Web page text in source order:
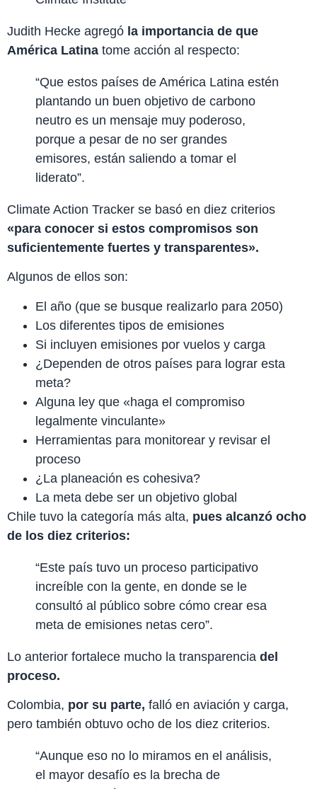
Judith Hecke agregó la importancia de que
América Latina tome acción al respecto:
“Que estos países de América Latina estén
plantando un buen objetivo de carbono
neutro es un mensaje muy poderoso,
porque a pesar de no ser grandes
emisores, están saliendo a tomar el
liderato”.
Climate Action Tracker se basó en diez criterios
«para conocer si estos compromisos son
suficientemente fuertes y transparentes».
Algunos de ellos son:
El año (que se busque realizarlo para 2050)
Los diferentes tipos de emisiones
Si incluyen emisiones por vuelos y carga
¿Dependen de otros países para lograr esta
meta?
Alguna ley que «haga el compromiso
legalmente vinculante»
Herramientas para monitorear y revisar el
proceso
¿La planeación es cohesiva?
La meta debe ser un objetivo global
Chile tuvo la categoría más alta, pues alcanzó ocho
de los diez criterios:
“Este país tuvo un proceso participativo
increíble con la gente, en donde se le
consultó al público sobre cómo crear esa
meta de emisiones netas cero”.
Lo anterior fortalece mucho la transparencia del
proceso.
Colombia, por su parte, falló en aviación y carga,
pero también obtuvo ocho de los diez criterios.
“Aunque eso no lo miramos en el análisis,
el mayor desafío es la brecha de